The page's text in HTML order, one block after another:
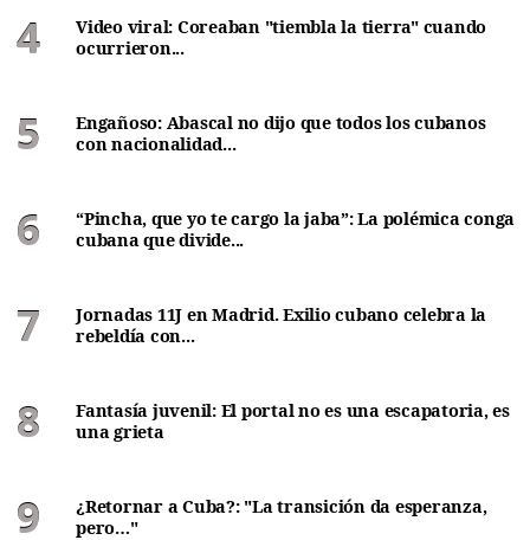
Video viral: Coreaban "tiembla la tierra" cuando
ocurrieron...
Engañoso: Abascal no dijo que todos los cubanos
con nacionalidad...
“Pincha, que yo te cargo la jaba”: La polémica conga
cubana que divide...
Jornadas 11J en Madrid. Exilio cubano celebra la
rebeldía con...
Fantasía juvenil: El portal no es una escapatoria, es
una grieta
¿Retornar a Cuba?: "La transición da esperanza,
pero…"